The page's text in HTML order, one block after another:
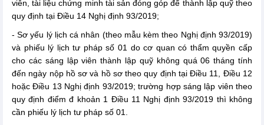
viên, tài liệu chứng minh tài sản đóng góp để thành lập quỹ theo
quy định tại Điều 14 Nghị định 93/2019;
- Sơ yếu lý lịch cá nhân (theo mẫu kèm theo Nghị định 93/2019)
và phiếu lý lịch tư pháp số 01 do cơ quan có thẩm quyền cấp
cho các sáng lập viên thành lập quỹ không quá 06 tháng tính
đến ngày nộp hồ sơ và hồ sơ theo quy định tại Điều 11, Điều 12
hoặc Điều 13 Nghị định 93/2019; trường hợp sáng lập viên theo
quy định điểm đ khoản 1 Điều 11 Nghị định 93/2019 thì không
cần phiếu lý lịch tư pháp số 01.